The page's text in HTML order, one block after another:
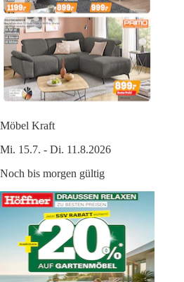
Möbel Kraft
Mi. 15.7. - Di. 11.8.2026
Noch bis morgen gültig